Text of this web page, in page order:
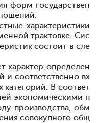
форм государствен
характеристики
трактовке. Сис
состоит в сле
характер определен
и соответственно вх
В соответ
экономическими п
производства, обм
совокупного общ